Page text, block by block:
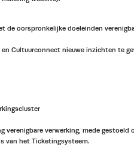
oorspronkelijke doeleinden
Cultuurconnect nieuwe inzichten te
verwerking, mede
van het Ticketingsysteem.